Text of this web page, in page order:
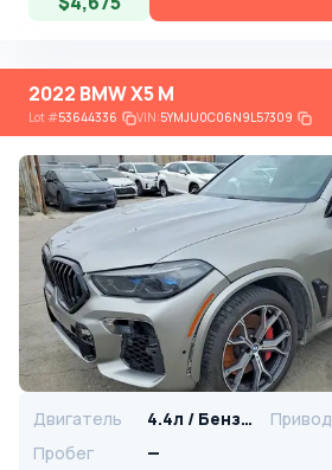
2022 BMW X5 M
Lot#53644336 VIN:5YMJU0C06N9L57309
Двигатель 4.4л / Бензин Привод
Пробег
—